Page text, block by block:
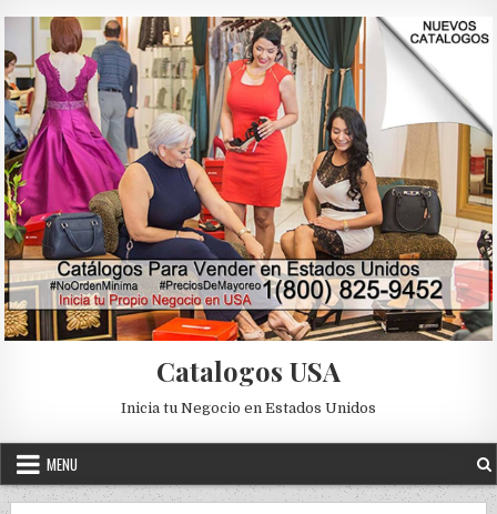
Catalogos USA
Inicia tu Negocio en Estados Unidos
MENU